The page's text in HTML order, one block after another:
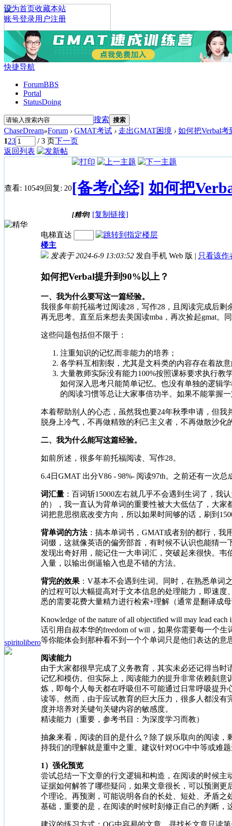
设为首页收藏本站
账号登录用户注册
快捷导航
ForumBBS
Portal
StatusDoing
搜索 搜索
ChaseDream»Forum › GMAT考试 › 走出GMAT困境 › 如何把Verbal考
123 / 3 页下一页
返回列表
查看: 10549|回复: 20[备考心经] 如何把
[精华] [复制链接]
spiritolibero
电梯直达
楼主
发表于 2024-6-9 13:03:52 发自手机 Web 版 | 只看该作
如何把Verbal提升到90%以上？
一、我为什么要写这一篇经验。
我很多年前托福考过阅读28，写作28，且阅读完成后
再无思考。直至后来想去美国读mba，再次捡起gmat。
这些问题包括但不限于：
注重知识的记忆而非能力的培养；
各学科互相割裂，尤其是文科类的内容存在着故
大量教师实际没有能力100%按照课标要求执行
如何深入思考只能简单记忆。也没有单独的逻辑
的阅读习惯等总让大家事倍功半。如果不能掌握
本着帮助别人的心态，虽然我也要24年秋季申请，但
脱身上冷气，不再做精致的利己主义者，不再做散沙化
二、我为什么能写这篇经验。
如前所述，很多年前托福阅读、写作28。
6.4日GMAT 出分V86 - 98%- 阅读97th。之前还有一次总
词汇量 ：百词斩15000左右就几乎不会遇到生词了，我
的），我一直认为背单词的重要性被大大低估了，大家
词把意思彻底改变方向，所以如果时间够的话，刷到
背单词的方法：搞本单词书，GMAT或者别的都行，我
词缀，这就像英语的偏旁部首，有时候不认识也能猜
发现出奇好用，能记住一大串词汇，突破起来很快。
入量，以输出倒逼输入也是不错的方法。
背完的效果：V基本不会遇到生词。同时，在熟悉单词
的过程可以大幅提高对于文本信息的处理能力，即速
悉的需要花费大量精力进行检索+理解（通常是翻译成
Knowledge of the nature of all objectified will may lead each
话引用自叔本华的freedom of will，如果你需要每一个
等你能体会到那种看不到一个个单词只是他们表达的意
阅读能力
由于大家都很早完成了义务教育，其实未必还记得当
记忆和模仿。但实际上，阅读能力的提升非常依赖刻
炼，即每个人每天都在呼吸但不可能通过日常呼吸提
读等。然而，由于应试教育的巨大压力，很多人都没
度并培养对关键句关键内容的敏感度。
精读能力（重要，参考书目：为深度学习而教）
抽象来看，阅读的目的是什么？除了娱乐取向的阅读
持我们的理解就是重中之重。建议针对OG中中等或难
1）强化预览
尝试总结一下文章的行文逻辑和构造，在阅读的时候
证据如何解答了哪些疑问，如果文章很长，可以预测
个理论。再预测，可能说明各自的长处、短处、矛盾
基础，重要的是，在阅读的时候时刻修正自己的判断，